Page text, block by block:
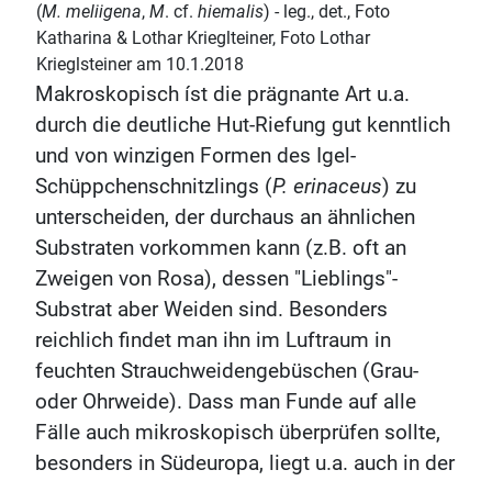
(M. meliigena, M. cf. hiemalis) - leg., det., Foto
Katharina & Lothar Krieglteiner, Foto Lothar
Krieglsteiner am 10.1.2018
Makroskopisch íst die prägnante Art u.a.
durch die deutliche Hut-Riefung gut kenntlich
und von winzigen Formen des Igel-
Schüppchenschnitzlings (P. erinaceus) zu
unterscheiden, der durchaus an ähnlichen
Substraten vorkommen kann (z.B. oft an
Zweigen von Rosa), dessen "Lieblings"-
Substrat aber Weiden sind. Besonders
reichlich findet man ihn im Luftraum in
feuchten Strauchweidengebüschen (Grau-
oder Ohrweide). Dass man Funde auf alle
Fälle auch mikroskopisch überprüfen sollte,
besonders in Südeuropa, liegt u.a. auch in der